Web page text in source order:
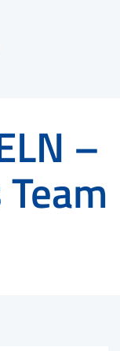
–